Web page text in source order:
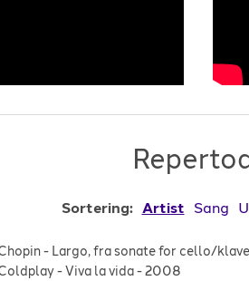
Sortering: Artist Sang
- Largo, fra sonate for cello/
-Viva la vida-2008